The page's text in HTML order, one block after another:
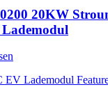
20KW